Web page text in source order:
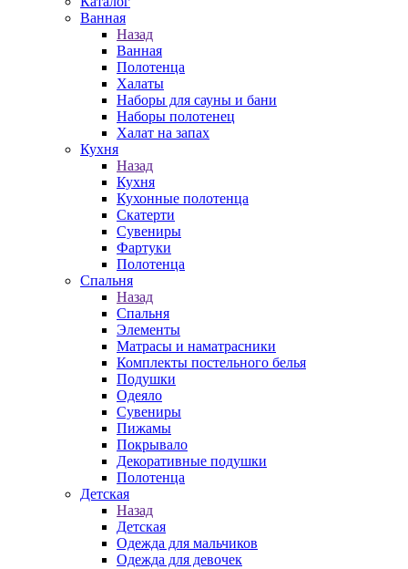
Ванная
Назад
Ванная
Полотенца
Халаты
Наборы для сауны и бани
Наборы полотенец
Халат на запах
Кухня
Назад
Кухня
Кухонные полотенца
Скатерти
Сувениры
Фартуки
Полотенца
Спальня
Назад
Спальня
Элементы
Матрасы и наматрасники
Комплекты постельного белья
Подушки
Одеяло
Сувениры
Пижамы
Покрывало
Декоративные подушки
Полотенца
Детская
Назад
Детская
Одежда для мальчиков
Одежда для девочек